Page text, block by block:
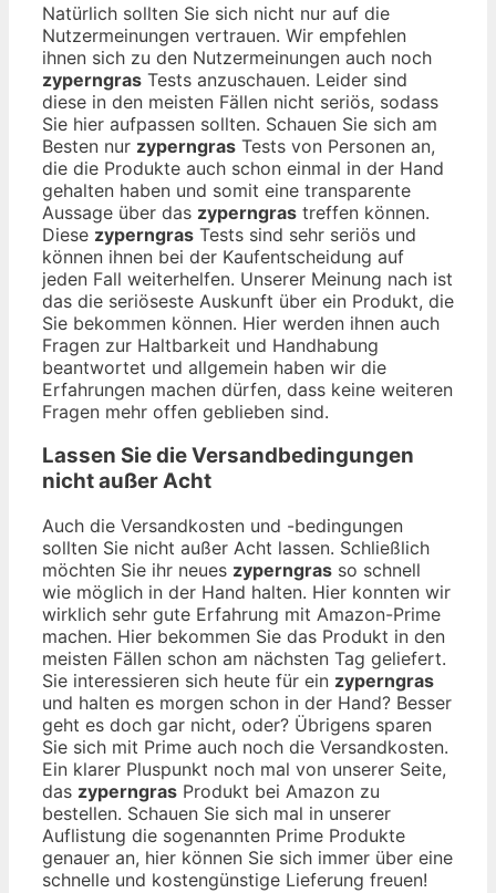
Natürlich sollten Sie sich nicht nur auf die
Nutzermeinungen vertrauen. Wir empfehlen
ihnen sich zu den Nutzermeinungen auch noch
zyperngras Tests anzuschauen. Leider sind
diese in den meisten Fällen nicht seriös, sodass
Sie hier aufpassen sollten. Schauen Sie sich am
Besten nur zyperngras Tests von Personen an,
die die Produkte auch schon einmal in der Hand
gehalten haben und somit eine transparente
Aussage über das zyperngras treffen können.
Diese zyperngras Tests sind sehr seriös und
können ihnen bei der Kaufentscheidung auf
jeden Fall weiterhelfen. Unserer Meinung nach ist
das die seriöseste Auskunft über ein Produkt, die
Sie bekommen können. Hier werden ihnen auch
Fragen zur Haltbarkeit und Handhabung
beantwortet und allgemein haben wir die
Erfahrungen machen dürfen, dass keine weiteren
Fragen mehr offen geblieben sind.
Lassen Sie die Versandbedingungen
nicht außer Acht
Auch die Versandkosten und -bedingungen
sollten Sie nicht außer Acht lassen. Schließlich
möchten Sie ihr neues zyperngras so schnell
wie möglich in der Hand halten. Hier konnten wir
wirklich sehr gute Erfahrung mit Amazon-Prime
machen. Hier bekommen Sie das Produkt in den
meisten Fällen schon am nächsten Tag geliefert.
Sie interessieren sich heute für ein zyperngras
und halten es morgen schon in der Hand? Besser
geht es doch gar nicht, oder? Übrigens sparen
Sie sich mit Prime auch noch die Versandkosten.
Ein klarer Pluspunkt noch mal von unserer Seite,
das zyperngras Produkt bei Amazon zu
bestellen. Schauen Sie sich mal in unserer
Auflistung die sogenannten Prime Produkte
genauer an, hier können Sie sich immer über eine
schnelle und kostengünstige Lieferung freuen!